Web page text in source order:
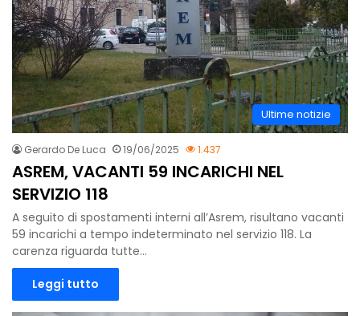
Ultime notizie
Gerardo De Luca 19/06/2025 1.437
ASREM, VACANTI 59 INCARICHI NEL
SERVIZIO 118
A seguito di spostamenti interni all’Asrem, risultano vacanti
59 incarichi a tempo indeterminato nel servizio 118. La
carenza riguarda tutte…
Leggi tutto